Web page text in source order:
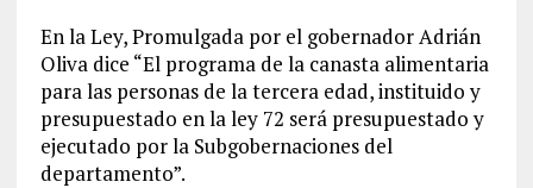
En la Ley, Promulgada por el gobernador Adrián
Oliva dice “El programa de la canasta alimentaria
para las personas de la tercera edad, instituido y
presupuestado en la ley 72 será presupuestado y
ejecutado por la Subgobernaciones del
departamento”.